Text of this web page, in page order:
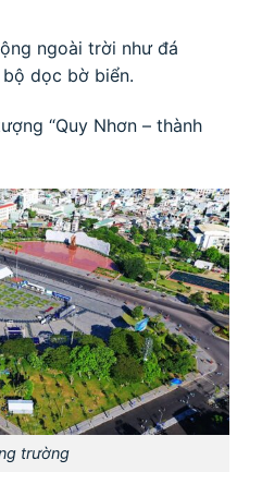
ngoài trời như đá
dọc bờ biển.
“Quy Nhơn – thành
trường